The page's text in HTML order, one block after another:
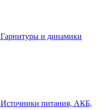
Гарнитуры и динамики
Источники питания, АКБ,